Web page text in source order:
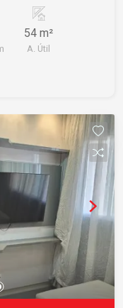
54 m²
A. Útil